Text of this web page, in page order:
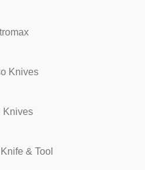
Knives
Knives
& Tool